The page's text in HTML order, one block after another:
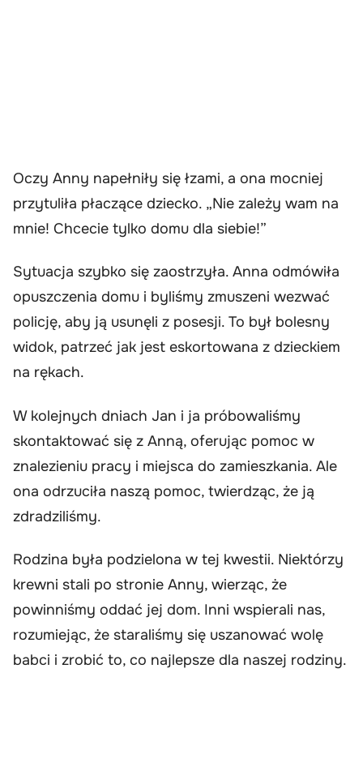
Oczy Anny napełniły się łzami, a ona mocniej
przytuliła płaczące dziecko. „Nie zależy wam na
mnie! Chcecie tylko domu dla siebie!”
Sytuacja szybko się zaostrzyła. Anna odmówiła
opuszczenia domu i byliśmy zmuszeni wezwać
policję, aby ją usunęli z posesji. To był bolesny
widok, patrzeć jak jest eskortowana z dzieckiem
na rękach.
W kolejnych dniach Jan i ja próbowaliśmy
skontaktować się z Anną, oferując pomoc w
znalezieniu pracy i miejsca do zamieszkania. Ale
ona odrzuciła naszą pomoc, twierdząc, że ją
zdradziliśmy.
Rodzina była podzielona w tej kwestii. Niektórzy
krewni stali po stronie Anny, wierząc, że
powinniśmy oddać jej dom. Inni wspierali nas,
rozumiejąc, że staraliśmy się uszanować wolę
babci i zrobić to, co najlepsze dla naszej rodziny.